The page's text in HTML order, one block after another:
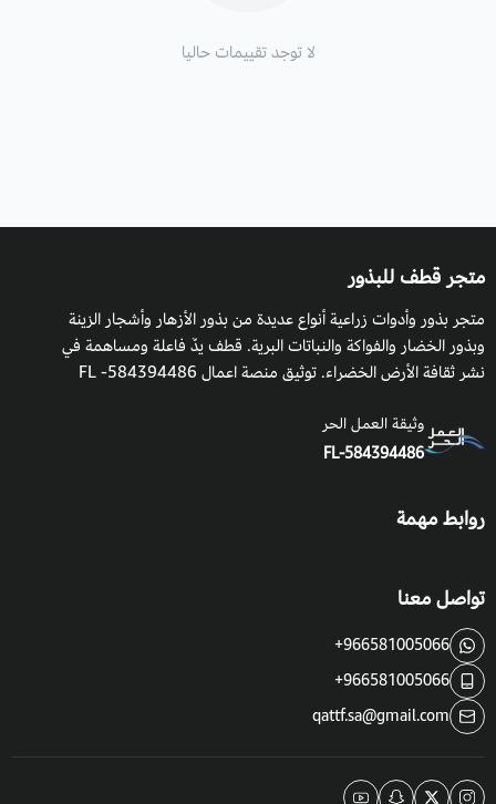
لا توجد تقييمات حاليا
متجر قطف للبذور
متجر بذور وأدوات زراعية أنواع عديدة من بذور الأزهار وأشجار الزينة
وبذور الخضار والفواكة والنباتات البرية. قطف يدٌ فاعلة ومساهمة في
نشر ثقافة الأرض الخضراء. توثيق منصة اعمال 584394486- FL
وثيقة العمل الحر
FL-584394486
روابط مهمة
تواصل معنا
+966581005066
+966581005066
qattf.sa@gmail.com